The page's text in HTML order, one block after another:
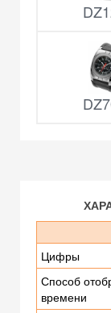
Цифры
Способ
времени